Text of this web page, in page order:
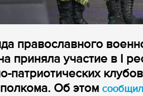
православного
приняла участие в I
патриотических
Об этом сообщил